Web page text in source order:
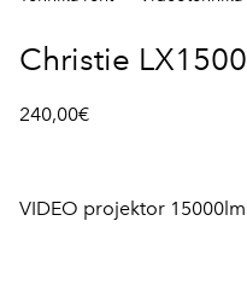
Christie LX1500
240,00€
VIDEO projektor 15000lm